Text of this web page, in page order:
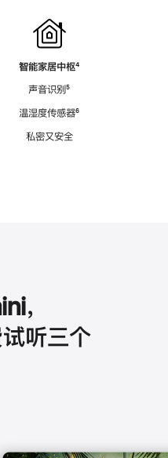
智能家居中枢脚
⁴
声音识别脚
⁵
温湿度传感器脚
⁶
私密又安全
，
听三个